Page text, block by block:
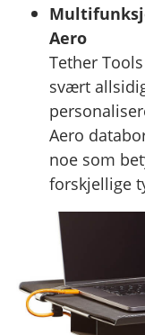
Aero
Tether
svært
Aero
noe som
forskjellige